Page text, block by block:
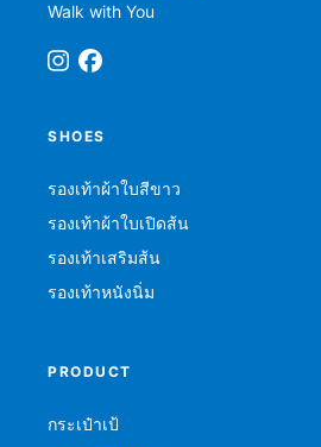
Walk with You
SHOES
รองเท้าผ้าใบสีขาว
รองเท้าผ้าใบเปิดส้น
รองเท้าเสริมส้น
รองเท้าหนังนิ่ม
PRODUCT
กระเป๋าเป้